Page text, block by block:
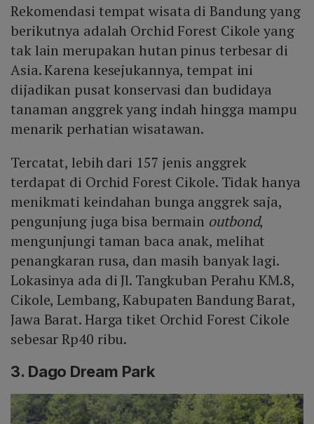
Rekomendasi tempat wisata di Bandung yang
berikutnya adalah Orchid Forest Cikole yang
tak lain merupakan hutan pinus terbesar di
Asia. Karena kesejukannya, tempat ini
dijadikan pusat konservasi dan budidaya
tanaman anggrek yang indah hingga mampu
menarik perhatian wisatawan.
Tercatat, lebih dari 157 jenis anggrek
terdapat di Orchid Forest Cikole. Tidak hanya
menikmati keindahan bunga anggrek saja,
pengunjung juga bisa bermain outbond,
mengunjungi taman baca anak, melihat
penangkaran rusa, dan masih banyak lagi.
Lokasinya ada di Jl. Tangkuban Perahu KM.8,
Cikole, Lembang, Kabupaten Bandung Barat,
Jawa Barat. Harga tiket Orchid Forest Cikole
sebesar Rp40 ribu.
3. Dago Dream Park